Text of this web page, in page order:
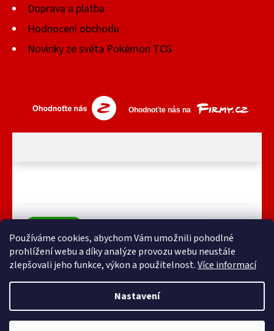
Používáme cookies, abychom Vám umožnili pohodlné
prohlížení webu a díky analýze provozu webu neustále
zlepšovali jeho funkce, výkon a použitelnost.Více informací
Nastavení
Doprava a platba
Hodnocení obchodu
Novinky ze světa Pokémon TCG
Vytvořil Shoptet